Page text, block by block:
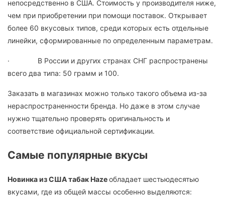
непосредственно в США. Стоимость у производителя ниже,
чем при приобретении при помощи поставок. Открывает
более 60 вкусовых типов, среди которых есть отдельные
линейки, сформированные по определенным параметрам.
· В России и других странах СНГ распространены
всего два типа: 50 грамм и 100.
Заказать в магазинах можно только такого объема из-за
нераспространенности бренда. Но даже в этом случае
нужно тщательно проверять оригинальность и
соответствие официальной сертификации.
Самые популярные вкусы
Новинка из США табак Hazeобладает шестьюдесятью
вкусами, где из общей массы особенно выделяются: